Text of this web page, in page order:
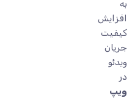
به
افزایش
کیفیت
جریان
ویدئو
در
ویپ